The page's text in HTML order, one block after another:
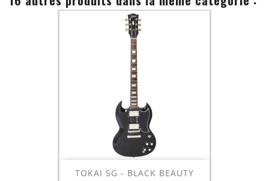
TOKAI SG - BLACK BEAUTY